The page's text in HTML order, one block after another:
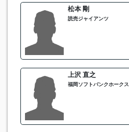
松本 剛
読売ジャイアンツ
上沢 直之
福岡ソフトバンクホークス